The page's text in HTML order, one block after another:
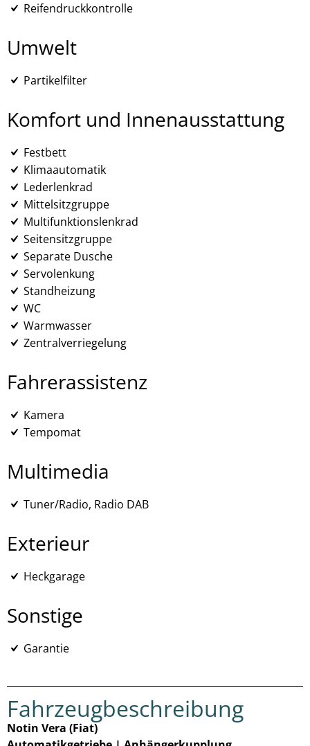
Reifendruckkontrolle
Umwelt
Partikelfilter
Komfort und Innenausstattung
Festbett
Klimaautomatik
Lederlenkrad
Mittelsitzgruppe
Multifunktionslenkrad
Seitensitzgruppe
Separate Dusche
Servolenkung
Standheizung
WC
Warmwasser
Zentralverriegelung
Fahrerassistenz
Kamera
Tempomat
Multimedia
Tuner/Radio, Radio DAB
Exterieur
Heckgarage
Sonstige
Garantie
Fahrzeugbeschreibung
Notin Vera (Fiat)